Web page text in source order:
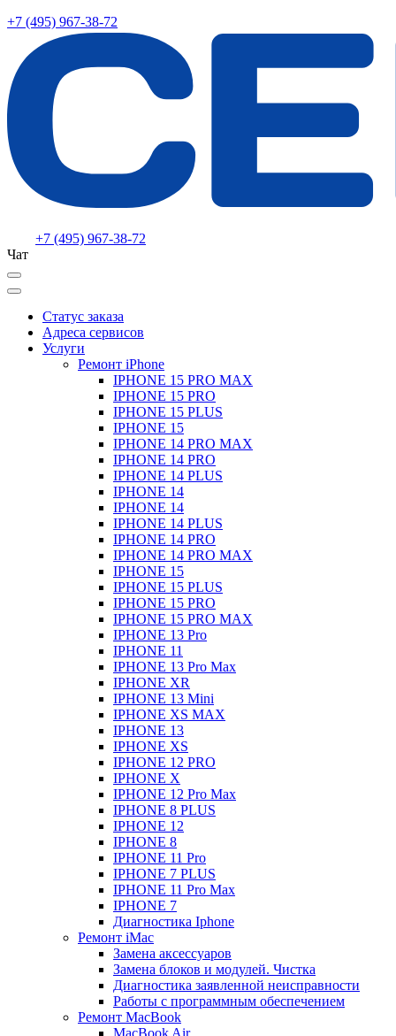
+7 (495) 967-38-72
+7 (495) 967-38-72
Чат
Статус заказа
Адреса сервисов
Услуги
Ремонт iPhone
IPHONE 15 PRO MAX
IPHONE 15 PRO
IPHONE 15 PLUS
IPHONE 15
IPHONE 14 PRO MAX
IPHONE 14 PRO
IPHONE 14 PLUS
IPHONE 14
IPHONE 14
IPHONE 14 PLUS
IPHONE 14 PRO
IPHONE 14 PRO MAX
IPHONE 15
IPHONE 15 PLUS
IPHONE 15 PRO
IPHONE 15 PRO MAX
IPHONE 13 Pro
IPHONE 11
IPHONE 13 Pro Max
IPHONE XR
IPHONE 13 Mini
IPHONE XS MAX
IPHONE 13
IPHONE XS
IPHONE 12 PRO
IPHONE X
IPHONE 12 Pro Max
IPHONE 8 PLUS
IPHONE 12
IPHONE 8
IPHONE 11 Pro
IPHONE 7 PLUS
IPHONE 11 Pro Max
IPHONE 7
Диагностика Iphone
Ремонт iMac
Замена аксессуаров
Замена блоков и модулей. Чистка
Диагностика заявленной неисправности
Работы с программным обеспечением
Ремонт MacBook
MacBook Air